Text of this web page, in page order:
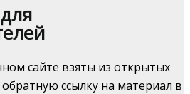
сайте взяты из открытых
ссылку на материал в